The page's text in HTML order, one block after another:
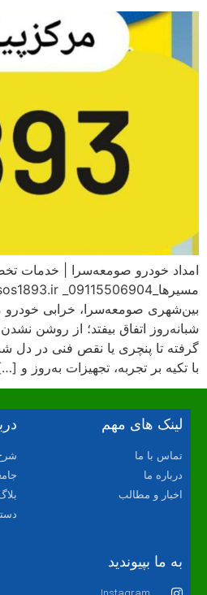
امداد خودرو صومعه‌سرا | خدمات
بین‌شهری صومعه‌سرا، خرابی خودرو
شبانه‌روز اتفاق بیفتد؛ از روشن
گرفته تا پنچری یا نقص فنی در دل
با تکیه بر تجربه، تجهیزات به‌روز و
لینک های مهم
تماس با ما
درباره ما
اخبار و مطالب
به ما بپیوندید